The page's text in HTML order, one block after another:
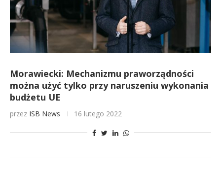
Morawiecki: Mechanizmu praworządności
można użyć tylko przy naruszeniu wykonania
budżetu UE
przez ISB News 16 lutego 2022